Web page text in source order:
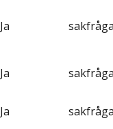
Ja
Ja
Ja